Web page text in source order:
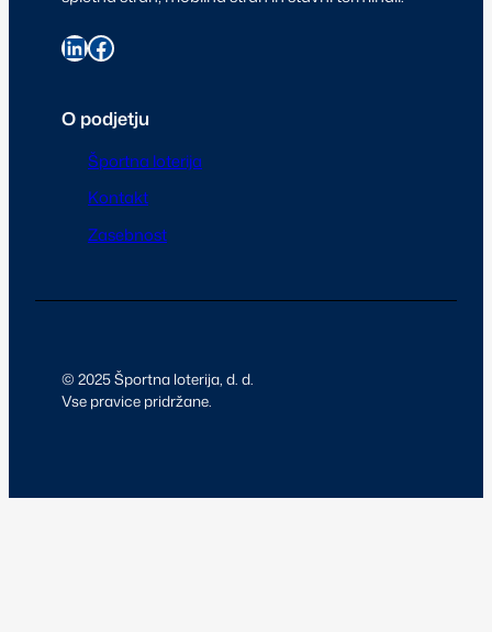
O podjetju
Športna loterija
Kontakt
Zasebnost
© 2025 Športna loterija, d. d.
Vse pravice pridržane.